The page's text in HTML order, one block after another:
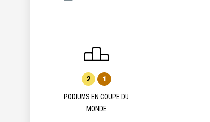
2 1
PODIUMS EN COUPE DU
MONDE